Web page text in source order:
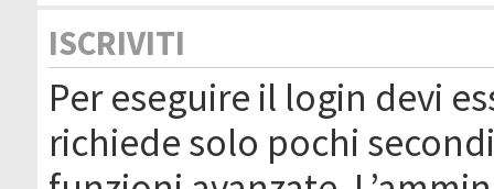
ISCRIVITI
Per eseguire il login devi
richiede solo pochi